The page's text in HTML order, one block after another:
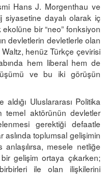
Hans J. Morgenthau ve
siyasetine dayalı olarak iç
bir “neo” fonksiyon
devletlerin devletlerle olan
henüz Türkçe çevirisi
hem liberal hem de
ve bu iki görüşün
Uluslararası Politika
temel aktörünün devletler
gerektiği defaatle
aslında toplumsal gelişimin
mesele netliğe
gelişim ortaya çıkarken;
ile olan ilişkilerini